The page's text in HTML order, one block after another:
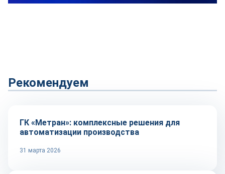
Рекомендуем
Репортаж
ГК «Метран»: комплексные решения для
автоматизации производства
31 марта 2026
Репортаж